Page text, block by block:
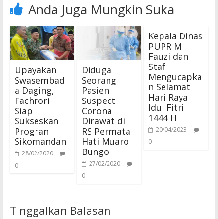
Anda Juga Mungkin Suka
Upayakan
Swasembad
a Daging,
Fachrori
Siap
Sukseskan
Progran
Sikomandan
28/02/2020
0
Diduga
Seorang
Pasien
Suspect
Corona
Dirawat di
RS Permata
Hati Muaro
Bungo
27/02/2020
0
Kepala Dinas
PUPR M
Fauzi dan
Staf
Mengucapka
n Selamat
Hari Raya
Idul Fitri
1444 H
20/04/2023
0
Tinggalkan Balasan